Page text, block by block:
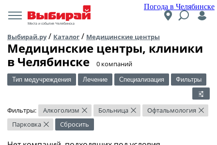
Погода в Челябинске
Места и события Челябинска
Выбирай.ру/ Каталог / Медицинские центры
Медицинские центры, клиники
в Челябинске
​0 компаний
Тип медучреждения Лечение Специализация Фильтры
Фильтры: Алкоголизм × Больница × Офтальмология ×
Парковка × Сбросить